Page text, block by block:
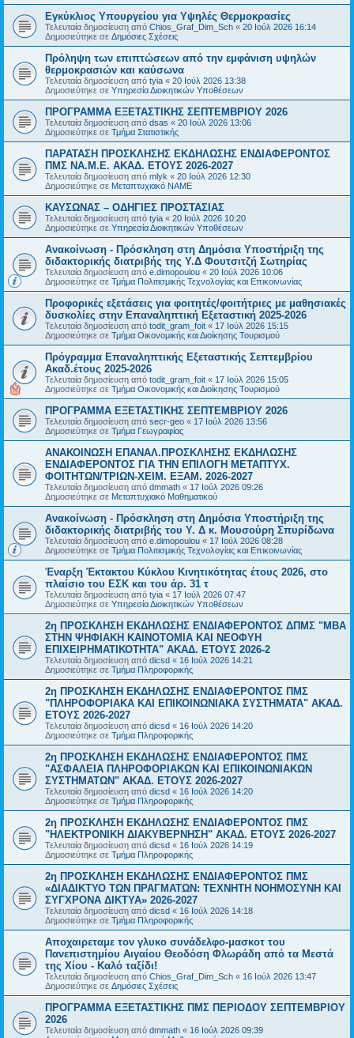
Εγκύκλιος Υπουργείου για Υψηλές Θερμοκρασίες
Τελευταία δημοσίευση από Chios_Graf_Dim_Sch « 20 Ιούλ 2026 16:14
Δημοσιεύτηκε σε Δημόσιες Σχέσεις
Πρόληψη των επιπτώσεων από την εμφάνιση υψηλών
θερμοκρασιών και καύσωνα
Τελευταία δημοσίευση από tyia « 20 Ιούλ 2026 13:38
Δημοσιεύτηκε σε Υπηρεσία Διοικητικών Υποθέσεων
ΠΡΟΓΡΑΜΜΑ ΕΞΕΤΑΣΤΙΚΗΣ ΣΕΠΤΕΜΒΡΙΟΥ 2026
Τελευταία δημοσίευση από dsas « 20 Ιούλ 2026 13:06
Δημοσιεύτηκε σε Τμήμα Στατιστικής
ΠΑΡΑΤΑΣΗ ΠΡΟΣΚΛΗΣΗΣ ΕΚΔΗΛΩΣΗΣ ΕΝΔΙΑΦΕΡΟΝΤΟΣ
ΠΜΣ ΝΑ.Μ.Ε. ΑΚΑΔ. ΕΤΟΥΣ 2026-2027
Τελευταία δημοσίευση από mlyk « 20 Ιούλ 2026 12:30
Δημοσιεύτηκε σε Μεταπτυχιακό ΝΑΜΕ
ΚΑΥΣΩΝΑΣ – ΟΔΗΓΙΕΣ ΠΡΟΣΤΑΣΙΑΣ
Τελευταία δημοσίευση από tyia « 20 Ιούλ 2026 10:20
Δημοσιεύτηκε σε Υπηρεσία Διοικητικών Υποθέσεων
Ανακοίνωση - Πρόσκληση στη Δημόσια Υποστήριξη της
διδακτορικής διατριβής της Υ.Δ Φουτσιτζή Σωτηρίας
Τελευταία δημοσίευση από e.dimopoulou « 20 Ιούλ 2026 10:06
Δημοσιεύτηκε σε Τμήμα Πολιτισμικής Τεχνολογίας και Επικοινωνίας
Προφορικές εξετάσεις για φοιτητές/φοιτήτριες με μαθησιακές
δυσκολίες στην Επαναληπτική Εξεταστική 2025-2026
Τελευταία δημοσίευση από todit_gram_foit « 17 Ιούλ 2026 15:15
Δημοσιεύτηκε σε Τμήμα Οικονομικής και Διοίκησης Τουρισμού
Πρόγραμμα Επαναληπτικής Εξεταστικής Σεπτεμβρίου
Ακαδ.έτους 2025-2026
Τελευταία δημοσίευση από todit_gram_foit « 17 Ιούλ 2026 15:05
Δημοσιεύτηκε σε Τμήμα Οικονομικής και Διοίκησης Τουρισμού
ΠΡΟΓΡΑΜΜΑ ΕΞΕΤΑΣΤΙΚΗΣ ΣΕΠΤΕΜΒΡΙΟΥ 2026
Τελευταία δημοσίευση από secr-geo « 17 Ιούλ 2026 13:56
Δημοσιεύτηκε σε Τμήμα Γεωγραφίας
ΑΝΑΚΟΙΝΩΣΗ ΕΠΑΝΑΛ.ΠΡΟΣΚΛΗΣΗΣ ΕΚΔΗΛΩΣΗΣ
ΕΝΔΙΑΦΕΡΟΝΤΟΣ ΓΙΑ ΤΗΝ ΕΠΙΛΟΓΗ ΜΕΤΑΠΤΥΧ.
ΦΟΙΤΗΤΩΝ/ΤΡΙΩΝ-ΧΕΙΜ. ΕΞΑΜ. 2026-2027
Τελευταία δημοσίευση από dmmath « 17 Ιούλ 2026 09:26
Δημοσιεύτηκε σε Μεταπτυχιακό Μαθηματικού
Ανακοίνωση - Πρόσκληση στη Δημόσια Υποστήριξη της
διδακτορικής διατριβής του Υ. Δ κ. Μουσούρη Σπυρίδωνα
Τελευταία δημοσίευση από e.dimopoulou « 17 Ιούλ 2026 08:28
Δημοσιεύτηκε σε Τμήμα Πολιτισμικής Τεχνολογίας και Επικοινωνίας
Έναρξη Έκτακτου Κύκλου Κινητικότητας έτους 2026, στο
πλαίσιο του ΕΣΚ και του άρ. 31 τ
Τελευταία δημοσίευση από tyia « 17 Ιούλ 2026 07:47
Δημοσιεύτηκε σε Υπηρεσία Διοικητικών Υποθέσεων
2η ΠΡΟΣΚΛΗΣΗ ΕΚΔΗΛΩΣΗΣ ΕΝΔΙΑΦΕΡΟΝΤΟΣ ΔΠΜΣ "ΜΒΑ
ΣΤΗΝ ΨΗΦΙΑΚΗ ΚΑΙΝΟΤΟΜΙΑ ΚΑΙ ΝΕΟΦΥΗ
ΕΠΙΧΕΙΡΗΜΑΤΙΚΟΤΗΤΑ" ΑΚΑΔ. ΕΤΟΥΣ 2026-2
Τελευταία δημοσίευση από dicsd « 16 Ιούλ 2026 14:21
Δημοσιεύτηκε σε Τμήμα Πληροφορικής
2η ΠΡΟΣΚΛΗΣΗ ΕΚΔΗΛΩΣΗΣ ΕΝΔΙΑΦΕΡΟΝΤΟΣ ΠΜΣ
"ΠΛΗΡΟΦΟΡΙΑΚΑ ΚΑΙ ΕΠΙΚΟΙΝΩΝΙΑΚΑ ΣΥΣΤΗΜΑΤΑ" ΑΚΑΔ.
ΕΤΟΥΣ 2026-2027
Τελευταία δημοσίευση από dicsd « 16 Ιούλ 2026 14:20
Δημοσιεύτηκε σε Τμήμα Πληροφορικής
2η ΠΡΟΣΚΛΗΣΗ ΕΚΔΗΛΩΣΗΣ ΕΝΔΙΑΦΕΡΟΝΤΟΣ ΠΜΣ
"ΑΣΦΑΛΕΙΑ ΠΛΗΡΟΦΟΡΙΑΚΩΝ ΚΑΙ ΕΠΙΚΟΙΝΩΝΙΑΚΩΝ
ΣΥΣΤΗΜΑΤΩΝ" ΑΚΑΔ. ΕΤΟΥΣ 2026-2027
Τελευταία δημοσίευση από dicsd « 16 Ιούλ 2026 14:20
Δημοσιεύτηκε σε Τμήμα Πληροφορικής
2η ΠΡΟΣΚΛΗΣΗ ΕΚΔΗΛΩΣΗΣ ΕΝΔΙΑΦΕΡΟΝΤΟΣ ΠΜΣ
"ΗΛΕΚΤΡΟΝΙΚΗ ΔΙΑΚΥΒΕΡΝΗΣΗ" ΑΚΑΔ. ΕΤΟΥΣ 2026-2027
Τελευταία δημοσίευση από dicsd « 16 Ιούλ 2026 14:19
Δημοσιεύτηκε σε Τμήμα Πληροφορικής
2η ΠΡΟΣΚΛΗΣΗ ΕΚΔΗΛΩΣΗΣ ΕΝΔΙΑΦΕΡΟΝΤΟΣ ΠΜΣ
«ΔΙΑΔΙΚΤΥΟ ΤΩΝ ΠΡΑΓΜΑΤΩΝ: ΤΕΧΝΗΤΗ ΝΟΗΜΟΣΥΝΗ ΚΑΙ
ΣΥΓΧΡΟΝΑ ΔΙΚΤΥΑ» 2026-2027
Τελευταία δημοσίευση από dicsd « 16 Ιούλ 2026 14:18
Δημοσιεύτηκε σε Τμήμα Πληροφορικής
Αποχαιρεταμε τον γλυκο συνάδελφο-μασκοτ του
Πανεπιστημίου Αιγαίου Θεοδόση Φλωράδη από τα Μεστά
της Χίου - Καλό ταξίδι!
Τελευταία δημοσίευση από Chios_Graf_Dim_Sch « 16 Ιούλ 2026 13:47
Δημοσιεύτηκε σε Δημόσιες Σχέσεις
ΠΡΟΓΡΑΜΜΑ ΕΞΕΤΑΣΤΙΚΗΣ ΠΜΣ ΠΕΡΙΟΔΟΥ ΣΕΠΤΕΜΒΡΙΟΥ
2026
Τελευταία δημοσίευση από dmmath « 16 Ιούλ 2026 09:39